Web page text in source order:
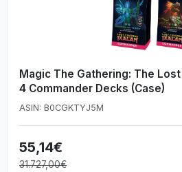
Magic The Gathering: The
4 Commander Decks (Case)
ASIN: B0CGKTYJ5M
55,14€
31.727,00€